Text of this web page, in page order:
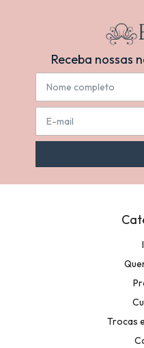
Receba nossas
Trocas